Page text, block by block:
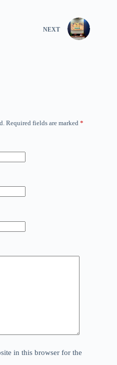
NEXT
Required fields are marked *
in this browser for the